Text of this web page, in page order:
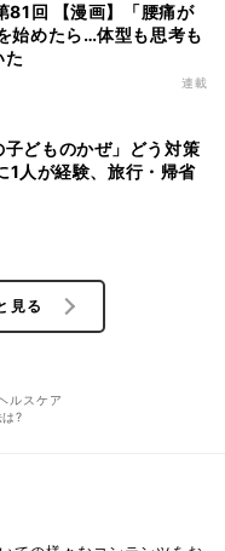
81回 【漫画】「腰痛が
始めたら…体型も思考も
た
連載
子どものかぜ」どう対策
1人が経験、旅行・帰省
見る
ルスケア
?